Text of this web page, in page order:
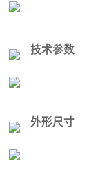
技术参数
外形尺寸